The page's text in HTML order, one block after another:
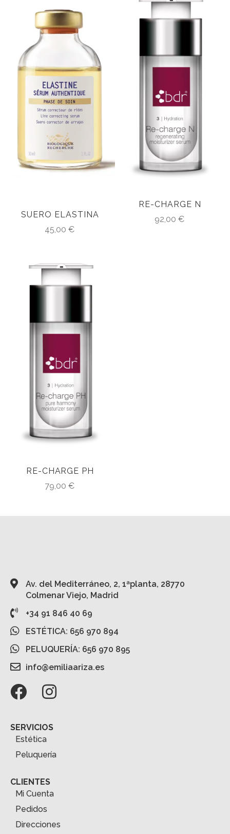
SUERO ELASTINA
45,00 €
RE-CHARGE N
92,00 €
RE-CHARGE PH
79,00 €
Av. del Mediterráneo, 2, 1ªplanta, 28770
Colmenar Viejo, Madrid
+34 91 846 40 69
ESTÉTICA: 656 970 894
PELUQUERÍA: 656 970 895
info@emiliaariza.es
SERVICIOS
Estética
Peluquería
CLIENTES
Mi Cuenta
Pedidos
Direcciones